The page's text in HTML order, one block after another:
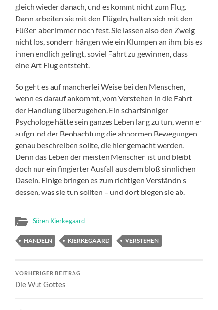
gleich wieder danach, und es kommt nicht zum Flug.
Dann arbeiten sie mit den Flügeln, halten sich mit den
Füßen aber immer noch fest. Sie lassen also den Zweig
nicht los, sondern hängen wie ein Klumpen an ihm, bis es
ihnen endlich gelingt, soviel Fahrt zu gewinnen, dass
eine Art Flug entsteht.
So geht es auf mancherlei Weise bei den Menschen,
wenn es darauf ankommt, vom Verstehen in die Fahrt
der Handlung überzugehen. Ein scharfsinniger
Psychologe hätte sein ganzes Leben lang zu tun, wenn er
aufgrund der Beobachtung die abnormen Bewegungen
genau beschreiben sollte, die hier gemacht werden.
Denn das Leben der meisten Menschen ist und bleibt
doch nur ein fingierter Ausfall aus dem bloß sinnlichen
Dasein. Einige bringen es zum richtigen Verständnis
dessen, was sie tun sollten – und dort biegen sie ab.
Sören Kierkegaard
HANDELN KIERKEGAARD VERSTEHEN
VORHERIGER BEITRAG
Die Wut Gottes